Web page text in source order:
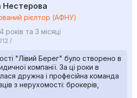
Нестерова
рієлтор (АФНУ)
років та 3 місяці
/
"Лівий Берег" було створено в
компанії. За ці роки в
дружна і професійна команда
з нерухомості: брокерів,